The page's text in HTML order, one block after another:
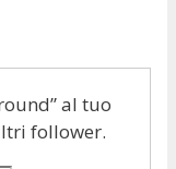
al tuo
follower.